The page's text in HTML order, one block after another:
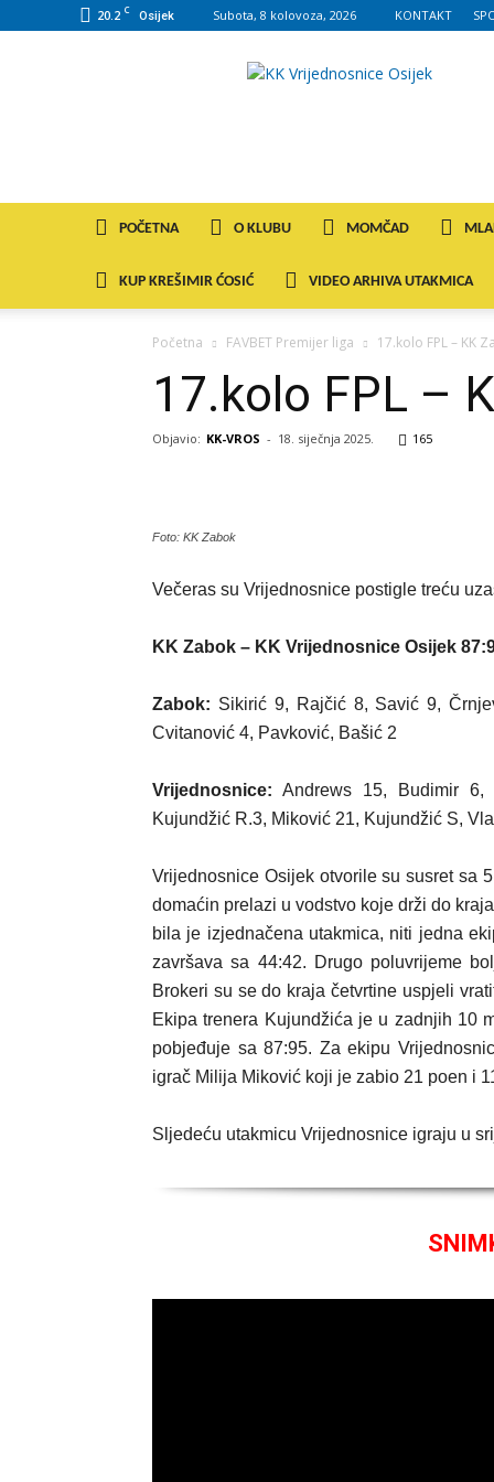
20.2 C Osijek Subota, 8 kolovoza, 2026 KONTAKT
POČETNA O KLUBU MOMČAD
KUP KREŠIMIR ĆOSIĆ VIDEO ARHIVA UTAKMICA
Početna FAVBET Premijer liga 17.kolo FPL – KK
17.kolo FPL –
Objavio: KK-VROS - 18. siječnja 2025. 165
Foto: KK Zabok
Večeras su Vrijednosnice postigle treću
KK Zabok – KK Vrijednosnice Osijek
Zabok: Sikirić 9, Rajčić 8, Savić 9,
Cvitanović 4, Pavković, Bašić 2
Vrijednosnice: Andrews 15, Budimir
Kujundžić R.3, Miković 21, Kujundžić S,
Vrijednosnice Osijek otvorile su susret sa
domaćin prelazi u vodstvo koje drži do
bila je izjednačena utakmica, niti jedna
završava sa 44:42. Drugo poluvrijeme
Brokeri su se do kraja četvrtine uspjeli
Ekipa trenera Kujundžića je u zadnjih 10
pobjeđuje sa 87:95. Za ekipu
igrač Milija Miković koji je zabio 21 poen i
Sljedeću utakmicu Vrijednosnice igraju u